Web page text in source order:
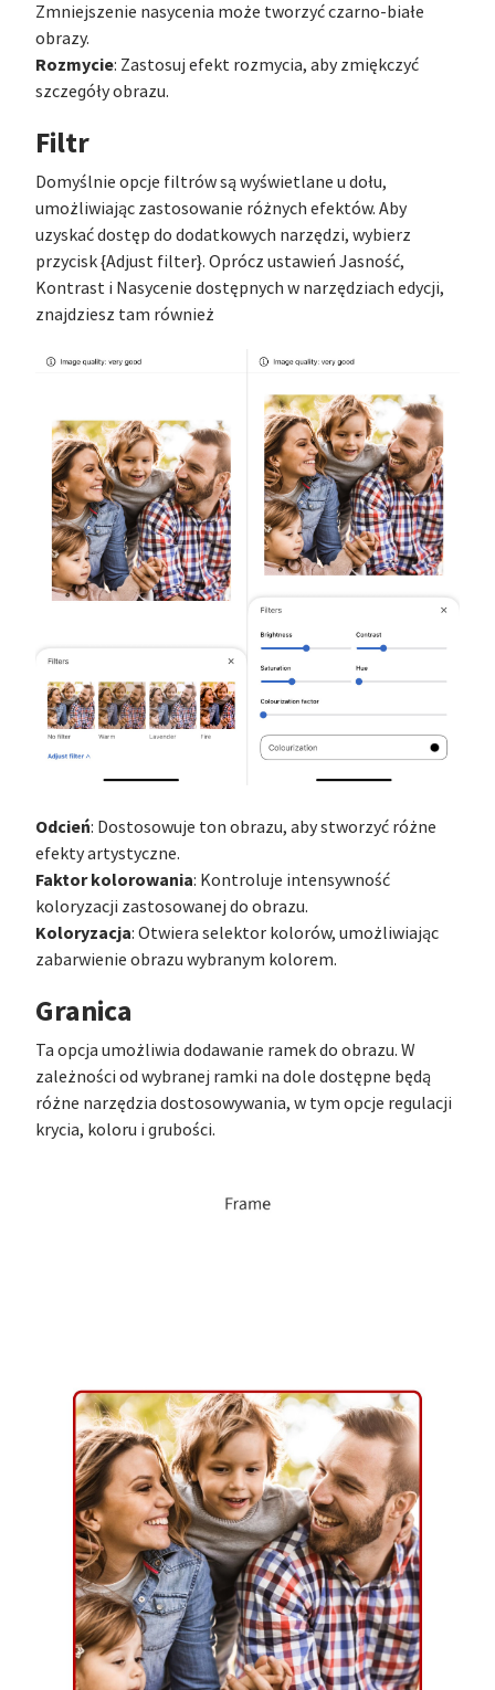
Zmniejszenie nasycenia może tworzyć czarno-białe
obrazy.
Rozmycie: Zastosuj efekt rozmycia, aby zmiękczyć
szczegóły obrazu.
Filtr
Domyślnie opcje filtrów są wyświetlane u dołu,
umożliwiając zastosowanie różnych efektów. Aby
uzyskać dostęp do dodatkowych narzędzi, wybierz
przycisk {Adjust filter}. Oprócz ustawień Jasność,
Kontrast i Nasycenie dostępnych w narzędziach edycji,
znajdziesz tam również
Odcień: Dostosowuje ton obrazu, aby stworzyć różne
efekty artystyczne.
Faktor kolorowania: Kontroluje intensywność
koloryzacji zastosowanej do obrazu.
Koloryzacja: Otwiera selektor kolorów, umożliwiając
zabarwienie obrazu wybranym kolorem.
Granica
Ta opcja umożliwia dodawanie ramek do obrazu. W
zależności od wybranej ramki na dole dostępne będą
różne narzędzia dostosowywania, w tym opcje regulacji
krycia, koloru i grubości.